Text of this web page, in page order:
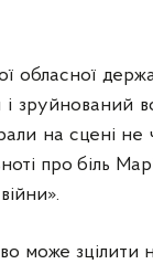
зруйнований
на сцені
про біль
може зцілити